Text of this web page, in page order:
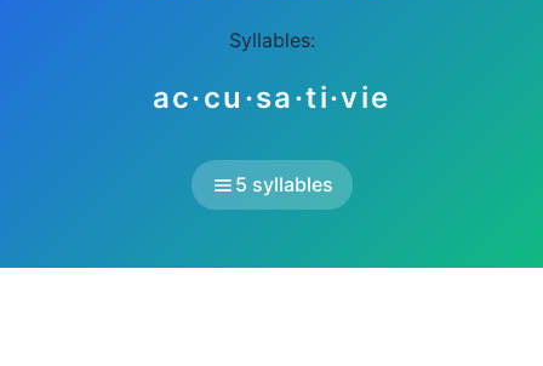
Syllables:
ac·cu·sa·ti·vie
5 syllables